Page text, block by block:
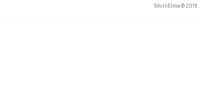
SihirliElma © 2018